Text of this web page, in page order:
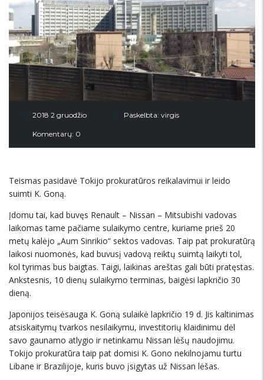
2018 2 gruodžio Paskelbta: virgis
Komentarų: 0
Teismas pasidavė Tokijo prokuratūros reikalavimui ir leido
suimti K. Goną.
Įdomu tai, kad buvęs Renault – Nissan – Mitsubishi vadovas
laikomas tame pačiame sulaikymo centre, kuriame prieš 20
metų kalėjo „Aum Sinrikio“ sektos vadovas. Taip pat prokuratūrą
laikosi nuomonės, kad buvusį vadovą reiktų suimtą laikyti tol,
kol tyrimas bus baigtas. Taigi, laikinas areštas gali būti pratęstas.
Ankstesnis, 10 dienų sulaikymo terminas, baigėsi lapkričio 30
dieną.
Japonijos teisėsauga K. Goną sulaikė lapkričio 19 d. Jis kaltinimas
atsiskaitymų tvarkos nesilaikymu, investitorių klaidinimu dėl
savo gaunamo atlygio ir netinkamu Nissan lėšų naudojimu.
Tokijo prokuratūra taip pat domisi K. Gono nekilnojamu turtu
Libane ir Brazilijoje, kuris buvo įsigytas už Nissan lėšas.